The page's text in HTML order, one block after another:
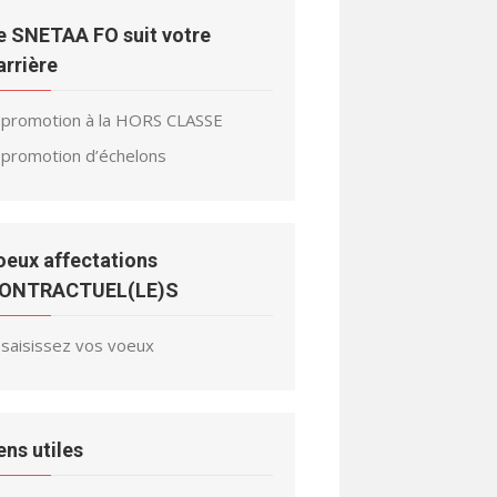
SNETAA FO suit votre
promotion à la HORS CLASSE
promotion d’échelons
affectations
saisissez vos voeux
utiles